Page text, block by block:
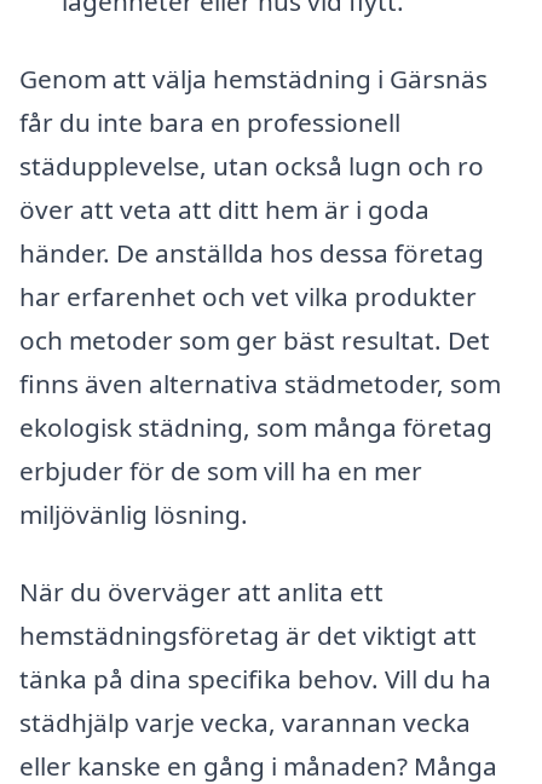
Genom att välja hemstädning i Gärsnäs
får du inte bara en professionell
städupplevelse, utan också lugn och ro
över att veta att ditt hem är i goda
händer. De anställda hos dessa företag
har erfarenhet och vet vilka produkter
och metoder som ger bäst resultat. Det
finns även alternativa städmetoder, som
ekologisk städning, som många företag
erbjuder för de som vill ha en mer
miljövänlig lösning.
När du överväger att anlita ett
hemstädningsföretag är det viktigt att
tänka på dina specifika behov. Vill du ha
städhjälp varje vecka, varannan vecka
eller kanske en gång i månaden? Många